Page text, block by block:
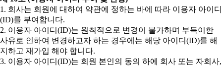
1. 회사는 회원에 대하여 약관에 정하는 바에 따라 이용자 아이디
(ID)를 부여합니다.
2. 이용자 아이디(ID)는 원칙적으로 변경이 불가하며 부득이한
사유로 인하여 변경하고자 하는 경우에는 해당 아이디(ID)를 해
지하고 재가입 해야 합니다.
3. 이용자 아이디(ID)는 회원 본인의 동의 하에 회사 또는 자회사,